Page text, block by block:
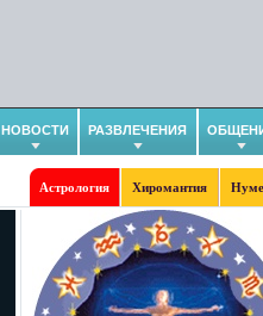
НОВОСТИ РАЗВЛЕЧЕНИЯ
Астрология Хиромантия